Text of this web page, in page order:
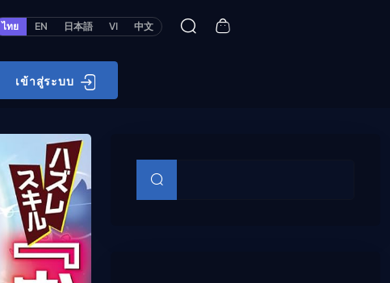
ไทย EN 日本語 VI 中文
เข้าสู่ระบบ
บทความย่อย